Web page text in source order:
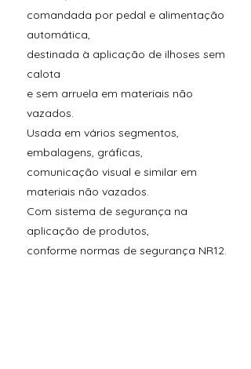
comandada por pedal e alimentação
automática,
destinada à aplicação de ilhoses sem
calota
e sem arruela em materiais não
vazados.
Usada em vários segmentos,
embalagens, gráficas,
comunicação visual e similar em
materiais não vazados.
Com sistema de segurança na
aplicação de produtos,
conforme normas de segurança NR12.